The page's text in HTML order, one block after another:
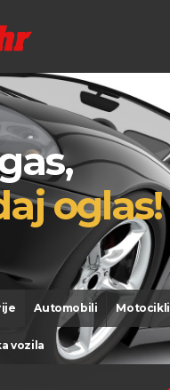
oglas!
Automobili Motocikli
vozila